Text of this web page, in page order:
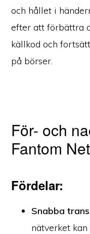
och hållet i
efter att förbättra
källkod och
på börser.
För- och
Fantom
Fördelar:
Snabba
nätverket